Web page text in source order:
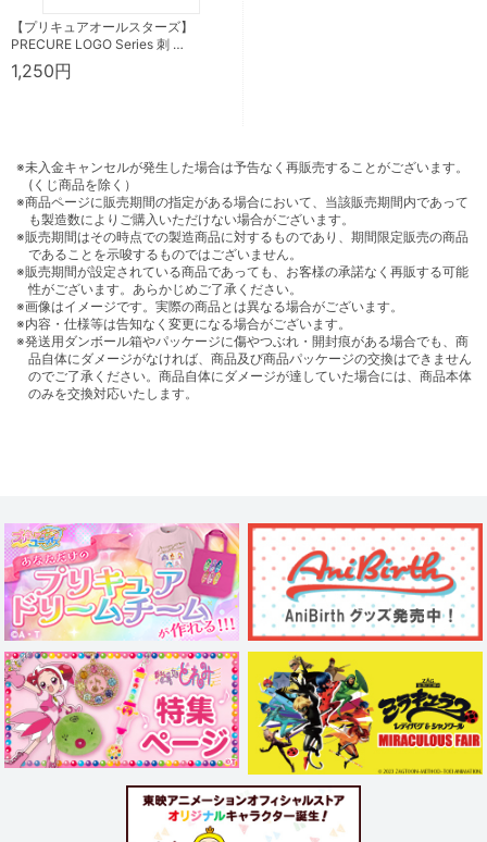
【プリキュアオールスターズ】
PRECURE LOGO Series 刺 …
1,250円
※未入金キャンセルが発生した場合は予告なく再販売することがございます。
(くじ商品を除く）
※商品ページに販売期間の指定がある場合において、当該販売期間内であって
も製造数によりご購入いただけない場合がございます。
※販売期間はその時点での製造商品に対するものであり、期間限定販売の商品
であることを示唆するものではございません。
※販売期間が設定されている商品であっても、お客様の承諾なく再販する可能
性がございます。あらかじめご了承ください。
※画像はイメージです。実際の商品とは異なる場合がございます。
※内容・仕様等は告知なく変更になる場合がございます。
※発送用ダンボール箱やパッケージに傷やつぶれ・開封痕がある場合でも、商
品自体にダメージがなければ、商品及び商品パッケージの交換はできません
のでご了承ください。商品自体にダメージが達していた場合には、商品本体
のみを交換対応いたします。